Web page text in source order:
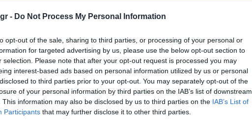
- Do Not Process My Personal Information
opt-out of the sale, sharing to third parties, or processing of your personal or
for targeted advertising by us, please use the below opt-out section to
selection. Please note that after your opt-out request is processed you may
interest-based ads based on personal information utilized by us or personal
to third parties prior to your opt-out. You may separately opt-out of the
of your personal information by third parties on the IAB’s list of downstream
This information may also be disclosed by us to third parties on the IAB’s List of
Participants that may further disclose it to other third parties.
Tagged
android HMD Arrow
0